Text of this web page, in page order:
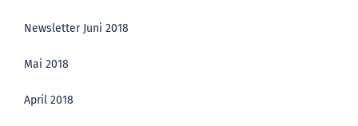
Newsletter Juni 2018
Mai 2018
April 2018